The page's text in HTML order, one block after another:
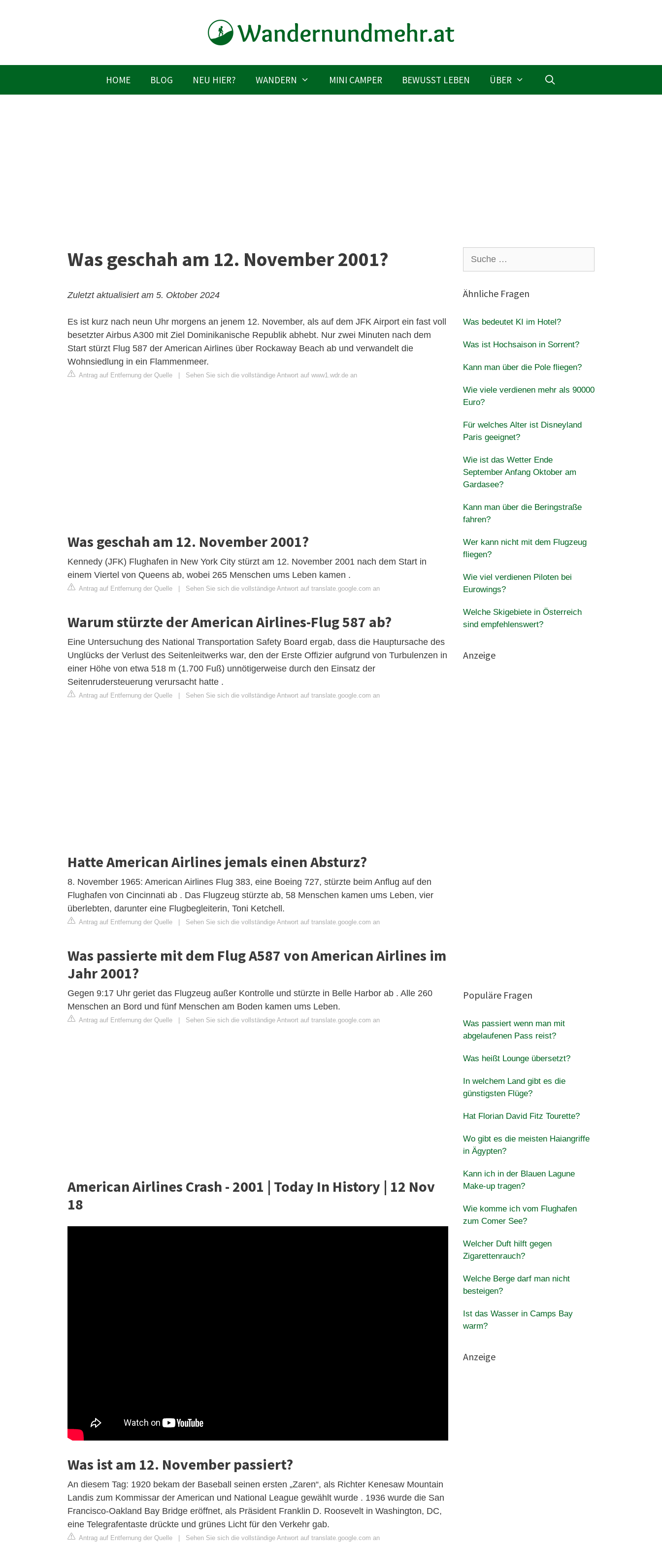
HOME BLOG NEU HIER? WANDERN MINI CAMPER BEWUSST LEBEN ÜBER
Was geschah am 12. November 2001?
Zuletzt aktualisiert am 5. Oktober 2024
Es ist kurz nach neun Uhr morgens an jenem 12. November, als auf dem JFK Airport ein fast voll
besetzter Airbus A300 mit Ziel Dominikanische Republik abhebt. Nur zwei Minuten nach dem
Start stürzt Flug 587 der American Airlines über Rockaway Beach ab und verwandelt die
Wohnsiedlung in ein Flammenmeer.
Antrag auf Entfernung der Quelle Sehen Sie sich die vollständige Antwort auf www1.wdr.de an
Was geschah am 12. November 2001?
Kennedy (JFK) Flughafen in New York City stürzt am 12. November 2001 nach dem Start in
einem Viertel von Queens ab, wobei 265 Menschen ums Leben kamen .
Antrag auf Entfernung der Quelle Sehen Sie sich die vollständige Antwort auf translate.google.com an
Warum stürzte der American Airlines-Flug 587 ab?
Eine Untersuchung des National Transportation Safety Board ergab, dass die Hauptursache des
Unglücks der Verlust des Seitenleitwerks war, den der Erste Offizier aufgrund von Turbulenzen in
einer Höhe von etwa 518 m (1.700 Fuß) unnötigerweise durch den Einsatz der
Seitenrudersteuerung verursacht hatte .
Antrag auf Entfernung der Quelle Sehen Sie sich die vollständige Antwort auf translate.google.com an
Hatte American Airlines jemals einen Absturz?
8. November 1965: American Airlines Flug 383, eine Boeing 727, stürzte beim Anflug auf den
Flughafen von Cincinnati ab . Das Flugzeug stürzte ab, 58 Menschen kamen ums Leben, vier
überlebten, darunter eine Flugbegleiterin, Toni Ketchell.
Antrag auf Entfernung der Quelle Sehen Sie sich die vollständige Antwort auf translate.google.com an
Was passierte mit dem Flug A587 von American Airlines im
Jahr 2001?
Gegen 9:17 Uhr geriet das Flugzeug außer Kontrolle und stürzte in Belle Harbor ab . Alle 260
Menschen an Bord und fünf Menschen am Boden kamen ums Leben.
Antrag auf Entfernung der Quelle Sehen Sie sich die vollständige Antwort auf translate.google.com an
American Airlines Crash - 2001 | Today In History | 12 Nov
18
Was ist am 12. November passiert?
An diesem Tag: 1920 bekam der Baseball seinen ersten „Zaren“, als Richter Kenesaw Mountain
Landis zum Kommissar der American und National League gewählt wurde . 1936 wurde die San
Francisco-Oakland Bay Bridge eröffnet, als Präsident Franklin D. Roosevelt in Washington, DC,
eine Telegrafentaste drückte und grünes Licht für den Verkehr gab.
Antrag auf Entfernung der Quelle | Sehen Sie sich die vollständige Antwort auf translate.google.com an
nach:
Ähnliche Fragen
Was bedeutet KI im Hotel?
Was ist Hochsaison in Sorrent?
Kann man über die Pole fliegen?
Wie viele verdienen mehr als 90000
Euro?
Für welches Alter ist Disneyland
Paris geeignet?
Wie ist das Wetter Ende
September Anfang Oktober am
Gardasee?
Kann man über die Beringstraße
fahren?
Wer kann nicht mit dem Flugzeug
fliegen?
Wie viel verdienen Piloten bei
Eurowings?
Welche Skigebiete in Österreich
sind empfehlenswert?
Anzeige
Populäre Fragen
Was passiert wenn man mit
abgelaufenen Pass reist?
Was heißt Lounge übersetzt?
In welchem Land gibt es die
günstigsten Flüge?
Hat Florian David Fitz Tourette?
Wo gibt es die meisten Haiangriffe
in Ägypten?
Kann ich in der Blauen Lagune
Make-up tragen?
Wie komme ich vom Flughafen
zum Comer See?
Welcher Duft hilft gegen
Zigarettenrauch?
Welche Berge darf man nicht
besteigen?
Ist das Wasser in Camps Bay
warm?
Anzeige